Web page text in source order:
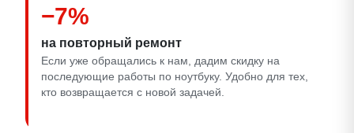
−7%
на повторный ремонт
Если уже обращались к нам, дадим скидку на
последующие работы по ноутбуку. Удобно для тех,
кто возвращается с новой задачей.